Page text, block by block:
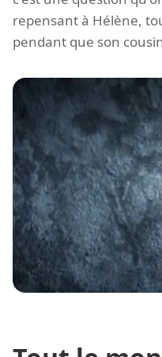
repensant à Hélène,
pendant que son